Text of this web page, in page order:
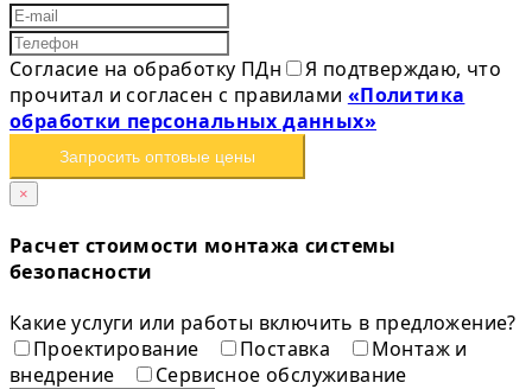
Согласие на обработку ПДн
Я подтверждаю, что
прочитал и согласен с правилами «Политика
обработки персональных данных»
Запросить оптовые цены
×
Расчет стоимости монтажа системы
безопасности
Какие услуги или работы включить в предложение?
Проектирование
Поставка
Монтаж и
внедрение
Сервисное обслуживание